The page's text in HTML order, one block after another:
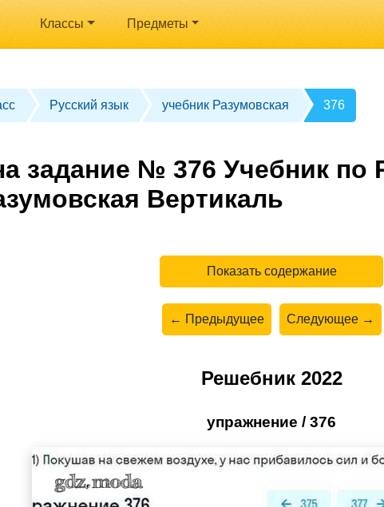
Классы Предметы
Русский язык учебник Разумовская 376
задание № 376 Учебник по
Вертикаль
Показать содержание
← Предыдущее Следующее →
Решебник 2022
упражнение / 376